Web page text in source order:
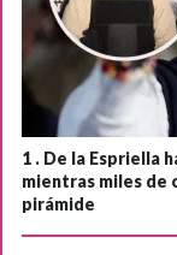
1 . De la Espriella
mientras miles de
pirámide